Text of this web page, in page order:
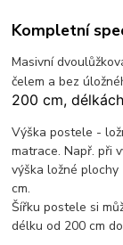
Kompletní
Masivní
čelem a bez
200 cm,
Výška postele -
matrace. Např. při
výška ložné
cm.
Šířku postele si
délku od 200 cm